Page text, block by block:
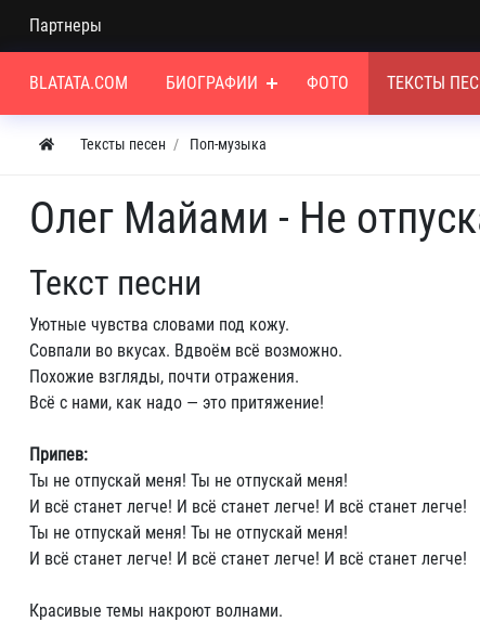
Партнеры
BLATATA.COM БИОГРАФИИ ФОТО ТЕКСТЫ
Тексты песен Поп-музыка
Олег Майами - Не
Текст песни
Уютные чувства словами под кожу.
Совпали во вкусах. Вдвоём всё возможно.
Похожие взгляды, почти отражения.
Всё с нами, как надо — это притяжение!
Припев:
Ты не отпускай меня! Ты не отпускай меня!
И всё станет легче! И всё станет легче! И всё станет легче!
Ты не отпускай меня! Ты не отпускай меня!
И всё станет легче! И всё станет легче! И всё станет легче!
Красивые темы накроют волнами.